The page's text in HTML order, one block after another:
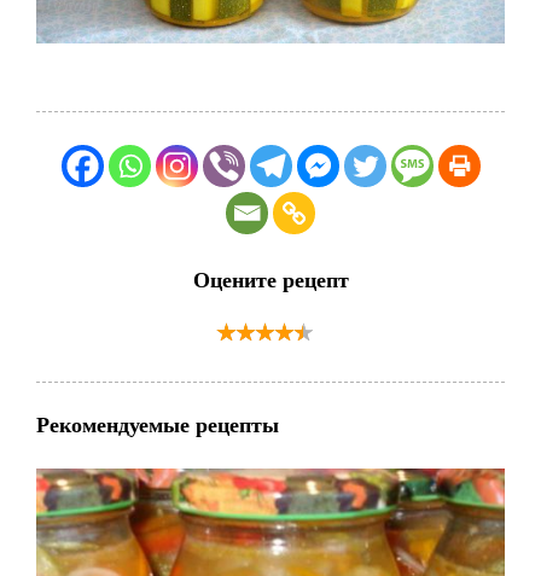
Оцените рецепт
Рекомендуемые рецепты